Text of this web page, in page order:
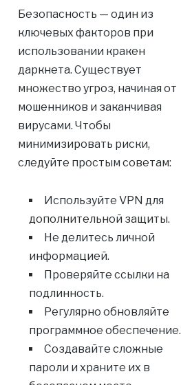
Безопасность — один из
ключевых факторов при
использовании кракен
даркнета. Существует
множество угроз, начиная от
мошенников и заканчивая
вирусами. Чтобы
минимизировать риски,
следуйте простым советам:
Используйте VPN для
дополнительной защиты.
Не делитесь личной
информацией.
Проверяйте ссылки на
подлинность.
Регулярно обновляйте
программное обеспечение.
Создавайте сложные
пароли и храните их в